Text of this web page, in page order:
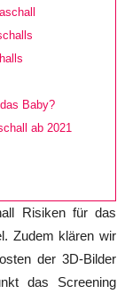
Baby?
ab 2021
Risiken für das
Zudem klären wir
der 3D-Bilder
das Screening